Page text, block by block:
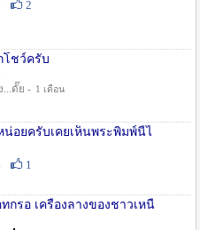
2
โชว์ครับ
...ดั๊ย - 1 เดือน
อยครับเคยเห็นพระพิมพ์นี้ไ
1
กรอ เครื่องลางของชาวเหนื